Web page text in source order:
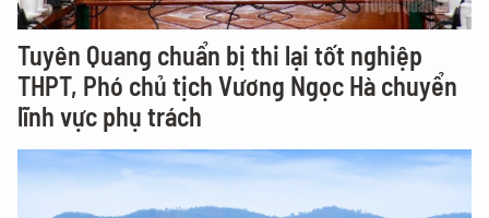
Tuyên Quang chuẩn bị thi lại tốt nghiệp
THPT, Phó chủ tịch Vương Ngọc Hà chuyển
lĩnh vực phụ trách